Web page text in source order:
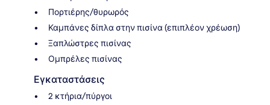
Πορτιέρης/θυρωρός
Καμπάνες δίπλα στην πισίνα (επιπλέον χρέωση)
Ξαπλώστρες πισίνας
Ομπρέλες πισίνας
Εγκαταστάσεις
2 κτήρια/πύργοι